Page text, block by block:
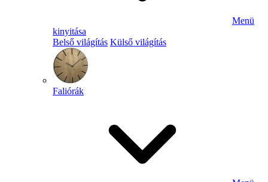
Menü
kinyitása
Belső világítás Külső világítás
Faliórák